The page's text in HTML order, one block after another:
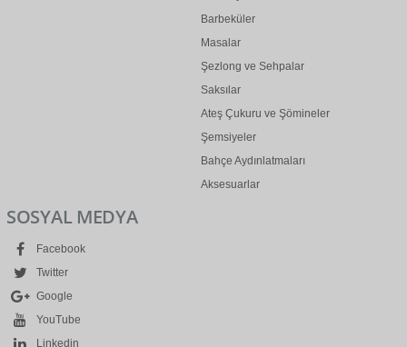
Barbeküler
Masalar
Şezlong ve Sehpalar
Saksılar
Ateş Çukuru ve Şömineler
Şemsiyeler
Bahçe Aydınlatmaları
Aksesuarlar
SOSYAL MEDYA
Facebook
Twitter
Google
YouTube
Linkedin